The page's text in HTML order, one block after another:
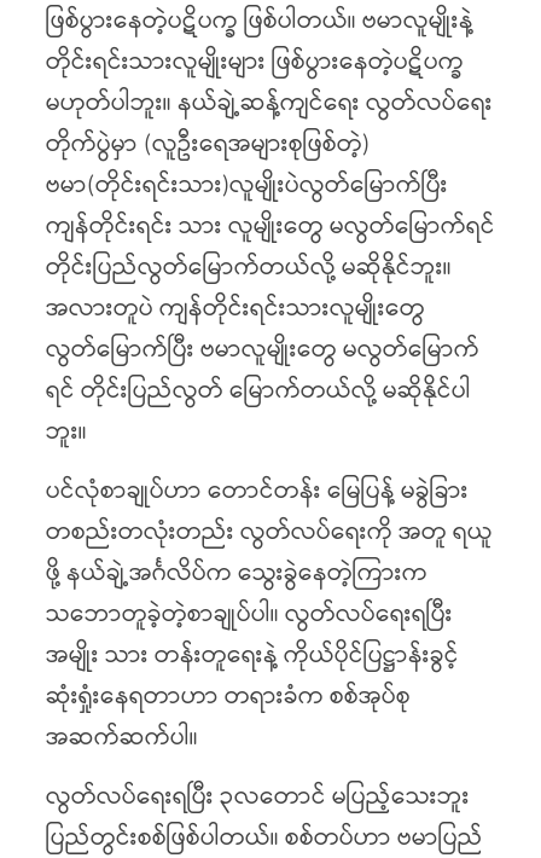
ဖြစ်ပွားနေတဲ့ပဋိပက္ခ ဖြစ်ပါတယ်။ ဗမာလူမျိုးနဲ့
တိုင်းရင်းသားလူမျိုးများ ဖြစ်ပွားနေတဲ့ပဋိပက္ခ
မဟုတ်ပါဘူး။ နယ်ချဲ့ဆန့်ကျင်ရေး လွတ်လပ်ရေး
တိုက်ပွဲမှာ (လူဦးရေအများစုဖြစ်တဲ့)
ဗမာ(တိုင်းရင်းသား)လူမျိုးပဲလွတ်မြောက်ပြီး
ကျန်တိုင်းရင်း သား လူမျိုးတွေ မလွတ်မြောက်ရင်
တိုင်းပြည်လွတ်မြောက်တယ်လို့ မဆိုနိုင်ဘူး။
အလားတူပဲ ကျန်တိုင်းရင်းသားလူမျိုးတွေ
လွတ်မြောက်ပြီး ဗမာလူမျိုးတွေ မလွတ်မြောက်
ရင် တိုင်းပြည်လွတ် မြောက်တယ်လို့ မဆိုနိုင်ပါ
ဘူး။
ပင်လုံစာချုပ်ဟာ တောင်တန်း မြေပြန့် မခွဲခြား
တစည်းတလုံးတည်း လွတ်လပ်ရေးကို အတူ ရယူ
ဖို့ နယ်ချဲ့အင်္ဂလိပ်က သွေးခွဲနေတဲ့ကြားက
သဘောတူခဲ့တဲ့စာချုပ်ပါ။ လွတ်လပ်ရေးရပြီး
အမျိုး သား တန်းတူရေးနဲ့ ကိုယ်ပိုင်ပြဋ္ဌာန်းခွင့်
ဆုံးရှုံးနေရတာဟာ တရားခံက စစ်အုပ်စု
အဆက်ဆက်ပါ။
လွတ်လပ်ရေးရပြီး ၃လတောင် မပြည့်သေးဘူး
ပြည်တွင်းစစ်ဖြစ်ပါတယ်။ စစ်တပ်ဟာ ဗမာပြည်